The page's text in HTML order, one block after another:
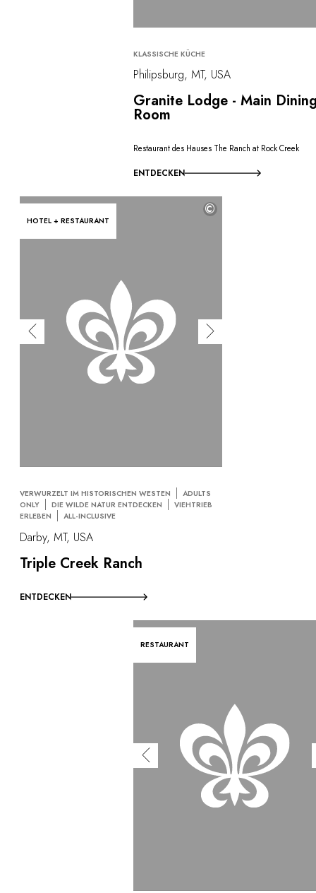
KLASSISCHE KÜCHE
Philipsburg, MT, USA
Granite Lodge - Main
Room
Restaurant des Hauses The Ranch at Rock Creek
ENTDECKEN
HOTEL + RESTAURANT
©
VERWURZELT IM HISTORISCHEN WESTEN
ADULTS
ONLY
DIE WILDE NATUR ENTDECKEN
VIEHTRIEB
ERLEBEN
ALL-INCLUSIVE
Darby, MT, USA
Triple Creek Ranch
ENTDECKEN
RESTAURANT